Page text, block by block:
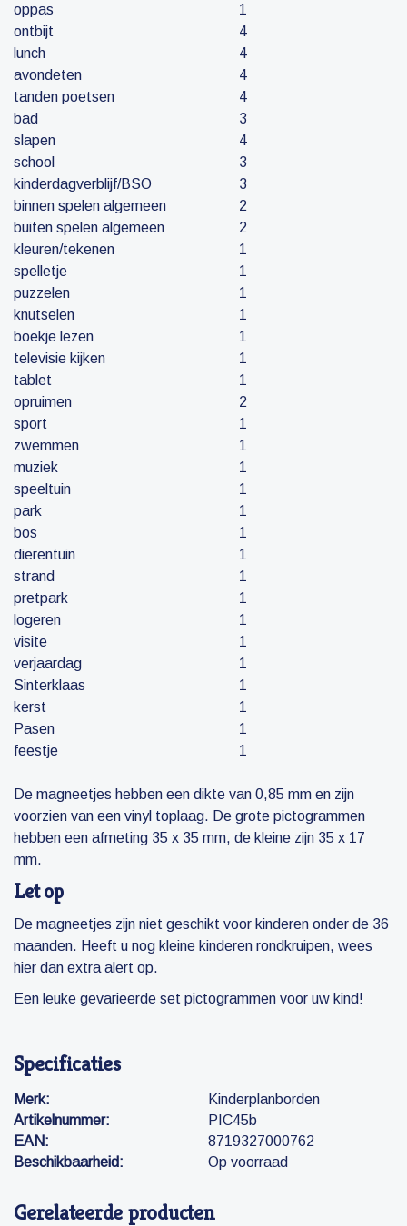
oppas
1
ontbijt
4
lunch
4
avondeten
4
tanden poetsen
4
bad
3
slapen
4
school
3
kinderdagverblijf/BSO
3
binnen spelen algemeen
2
buiten spelen algemeen
2
kleuren/tekenen
1
spelletje
1
puzzelen
1
knutselen
1
boekje lezen
1
televisie kijken
1
tablet
1
opruimen
2
sport
1
zwemmen
1
muziek
1
speeltuin
1
park
1
bos
1
dierentuin
1
strand
1
pretpark
1
logeren
1
visite
1
verjaardag
1
Sinterklaas
1
kerst
1
Pasen
1
feestje
1
De magneetjes hebben een dikte van 0,85 mm en zijn
voorzien van een vinyl toplaag. De grote pictogrammen
hebben een afmeting 35 x 35 mm, de kleine zijn 35 x 17
mm.
Let op
De magneetjes zijn niet geschikt voor kinderen onder de 36
maanden. Heeft u nog kleine kinderen rondkruipen, wees
hier dan extra alert op.
Een leuke gevarieerde set pictogrammen voor uw kind!
Specificaties
Merk:
Kinderplanborden
Artikelnummer:
PIC45b
EAN:
8719327000762
Beschikbaarheid:
Op voorraad
Gerelateerde producten